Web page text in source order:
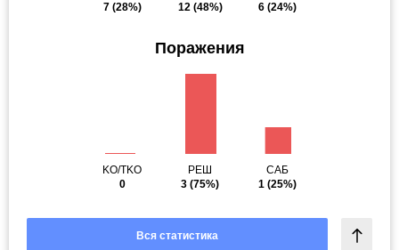
7(28%)
12(48%)
6 (24%)
Поражения
KO/TKO
0
РЕШ
3 (75%)
САБ
1 (25%)
Вся статистика